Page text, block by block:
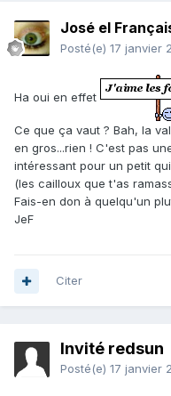
José el
Posté(e) 17 janvier
Ha oui en effet
Ce que ça vaut ? Bah, la
en gros...rien ! C'est pas
intéressant pour un petit
(les cailloux que t'as
Fais-en don à quelqu'un
JeF
Citer
Invité redsun
Posté(e) 17 janvier